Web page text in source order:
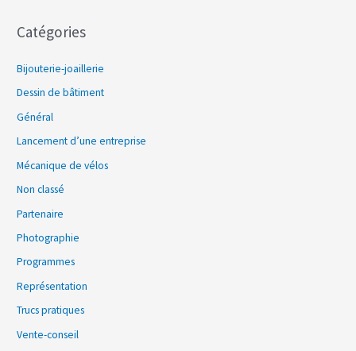
Catégories
Bijouterie-joaillerie
Dessin de bâtiment
Général
Lancement d’une entreprise
Mécanique de vélos
Non classé
Partenaire
Photographie
Programmes
Représentation
Trucs pratiques
Vente-conseil